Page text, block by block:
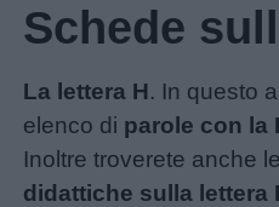
Schede
La lettera H. In questo
elenco di parole con la
Inoltre troverete anche
didattiche sulla lettera